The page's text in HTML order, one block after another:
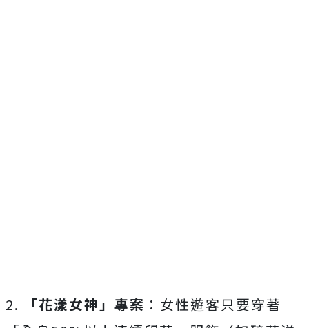
2. 「花漾女神」專案 ：女性遊客只要穿著